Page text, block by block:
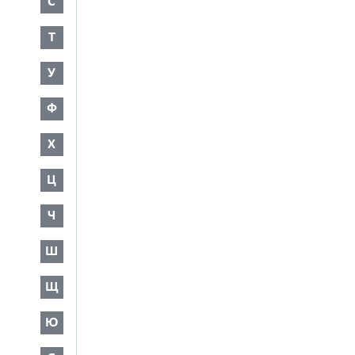
Т
У
Ф
Х
Ц
Ч
Ш
Щ
Ю